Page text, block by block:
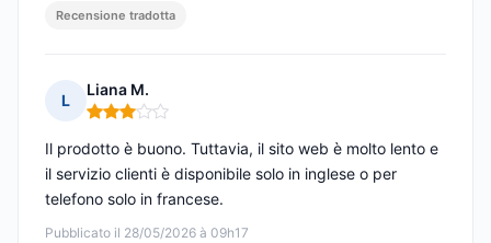
Recensione tradotta
L
Liana M.
Nota: 3 su 5
Pubblicato il 28/05/2026 à 09h17
Il prodotto è buono. Tuttavia, il sito web è molto lento e
il servizio clienti è disponibile solo in inglese o per
telefono solo in francese.